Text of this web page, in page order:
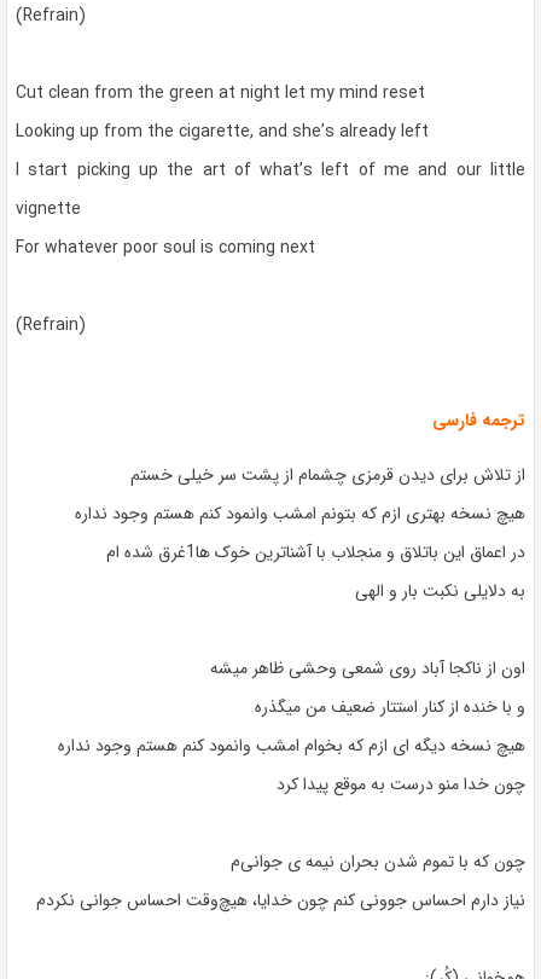
(Refrain)
Cut clean from the green at night let my mind reset
Looking up from the cigarette, and she’s already left
I start picking up the art of what’s left of me and our little
vignette
For whatever poor soul is coming next
(Refrain)
ترجمه فارسی
از تلاش برای دیدن قرمزی چشمام از پشت سر خیلی خستم
هیچ نسخه بهتری ازم که بتونم امشب وانمود کنم هستم وجود نداره
در اعماق این باتلاق و منجلاب با آشناترین خوک ها1غرق شده ام
به دلایلی نکبت بار و الهی
اون از ناکجا آباد روی شمعی وحشی ظاهر میشه
و با خنده از کنار استتار ضعیف من میگذره
هیچ نسخه دیگه ای ازم که بخوام امشب وانمود کنم هستم وجود نداره
چون خدا منو درست به موقع پیدا کرد
چون که با تموم شدن بحران نیمه ی جوانی‌م
نیاز دارم احساس جوونی کنم چون خدایا، هیچ‌وقت احساس جوانی نکردم